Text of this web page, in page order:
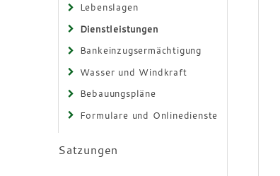
Lebenslagen
Dienstleistungen
Bankeinzugsermächtigung
Wasser und Windkraft
Bebauungspläne
Formulare und Onlinedienste
Satzungen